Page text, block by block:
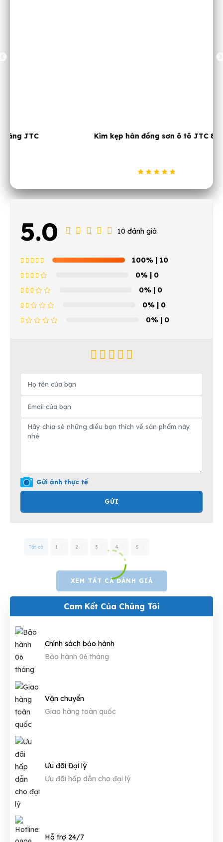
Kìm kẹp hàn đồng sơn ô tô JTC 8R
5.0 10 đánh giá
100% | 10
0% | 0
0% | 0
0% | 0
0% | 0
Gửi ảnh thực tế
GỬI
Tất cả 1 2 3 4 5
XEM TẤT CẢ ĐÁNH GIÁ
Cam Kết Của Chúng Tôi
Chính sách bảo hành
Bảo hành 06 tháng
Vận chuyển
Giao hàng toàn quốc
Ưu đãi Đại lý
Ưu đãi hấp dẫn cho đại lý
Hỗ trợ 24/7